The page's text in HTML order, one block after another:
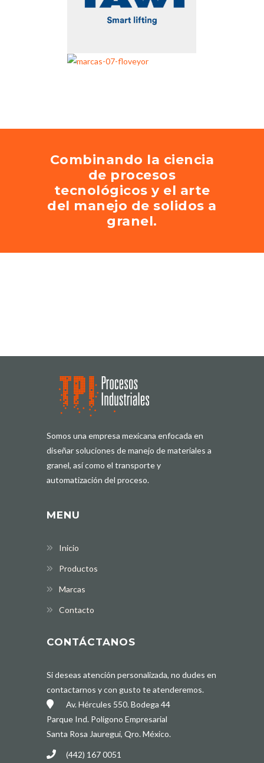
Combinando la ciencia
de procesos
tecnológicos y el arte
del manejo de solidos a
granel.
Somos una empresa mexicana enfocada en
diseñar soluciones de manejo de materiales a
granel, así como el transporte y
automatización del proceso.
MENU
Inicio
Productos
Marcas
Contacto
CONTÁCTANOS
Si deseas atención personalizada, no dudes en
contactarnos y con gusto te atenderemos.
Av. Hércules 550. Bodega 44
Parque Ind. Poligono Empresarial
Santa Rosa Jauregui, Qro. México.
(442) 167 0051